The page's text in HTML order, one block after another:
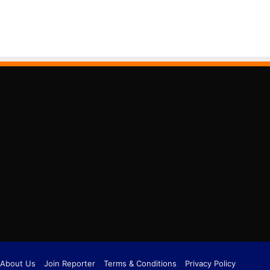
About Us Join Reporter Terms & Conditions Privacy Policy